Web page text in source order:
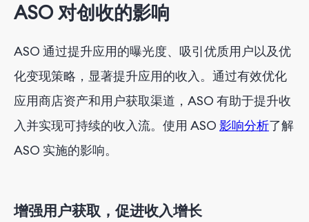
ASO 对创收的影响
ASO 通过提升应用的曝光度、吸引优质用户以及优
化变现策略，显著提升应用的收入。通过有效优化
应用商店资产和用户获取渠道，ASO 有助于提升收
入并实现可持续的收入流。使用 ASO 影响分析了解
ASO 实施的影响。
增强用户获取，促进收入增长